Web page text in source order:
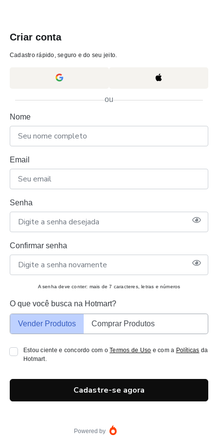
Criar conta
Cadastro rápido, seguro e do seu jeito.
ou
Nome
Email
Senha
Confirmar senha
A senha deve conter: mais de 7 caracteres, letras e números
O que você busca na Hotmart?
Vender Produtos Comprar Produtos
Estou ciente e concordo com oTermos de Uso e com a Políticas da
Hotmart.
Cadastre-se agora
Powered by